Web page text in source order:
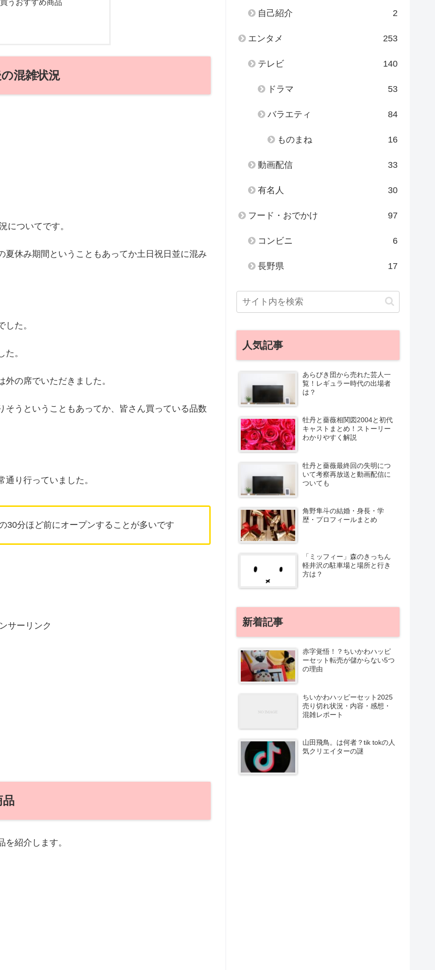
うおすすめ商品
混雑状況
についてです。
休み期間ということもあってか土日祝日並に混み
た。
。
の席でいただきました。
うということもあってか、皆さん買っている品数
り行っていました。
30分ほど前にオープンすることが多いです
サーリンク
品
紹介します。
自己紹介 2
エンタメ 253
テレビ 140
ドラマ 53
バラエティ 84
ものまね 16
動画配信 33
有名人 30
フード・おでかけ 97
コンビニ 6
長野県 17
人気記事
あらびき団から売れた芸人一
覧！レギュラー時代の出場者
は？
牡丹と薔薇相関図2004と初代
キャストまとめ！ストーリー
わかりやすく解説
牡丹と薔薇最終回の失明につ
いて考察再放送と動画配信に
ついても
角野隼斗の結婚・身長・学
歴・プロフィールまとめ
「ミッフィー」森のきっちん
軽井沢の駐車場と場所と行き
方は？
新着記事
赤字覚悟！？ちいかわハッピ
ーセット転売が儲からない5つ
の理由
ちいかわハッピーセット2025
売り切れ状況・内容・感想・
混雑レポート
山田飛鳥。は何者？tik tokの人
気クリエイターの謎